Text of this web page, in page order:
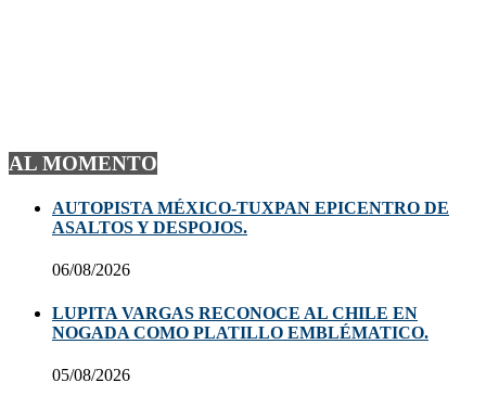
AL MOMENTO
AUTOPISTA MÉXICO-TUXPAN EPICENTRO DE
ASALTOS Y DESPOJOS.
06/08/2026
LUPITA VARGAS RECONOCE AL CHILE EN
NOGADA COMO PLATILLO EMBLÉMATICO.
05/08/2026